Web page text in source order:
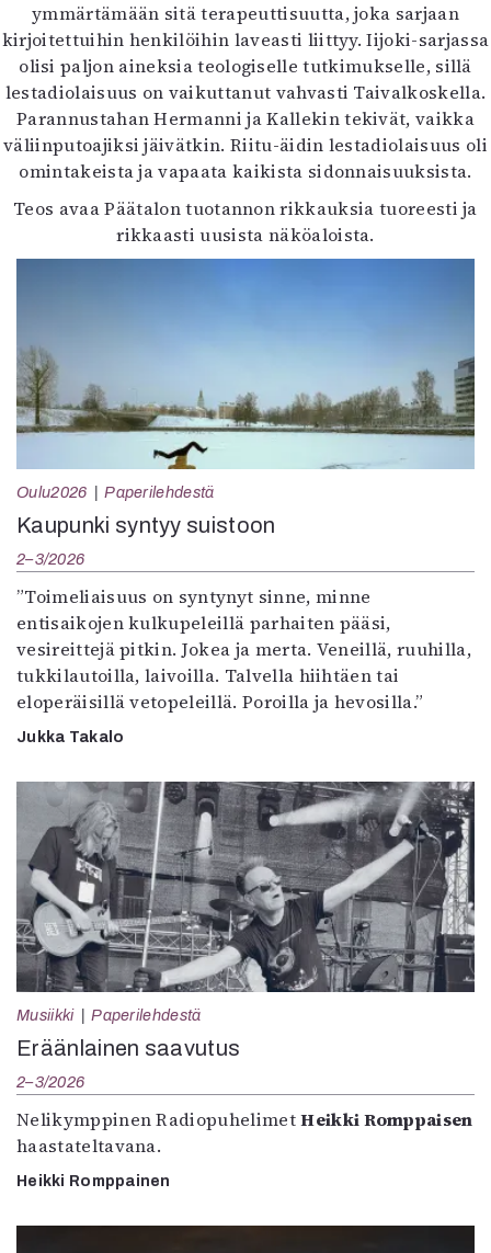
ymmärtämään sitä terapeuttisuutta, joka sarjaan
kirjoitettuihin henkilöihin laveasti liittyy. Iijoki-sarjassa
olisi paljon aineksia teologiselle tutkimukselle, sillä
lestadiolaisuus on vaikuttanut vahvasti Taivalkoskella.
Parannustahan Hermanni ja Kallekin tekivät, vaikka
väliinputoajiksi jäivätkin. Riitu-äidin lestadiolaisuus oli
omintakeista ja vapaata kaikista sidonnaisuuksista.
Teos avaa Päätalon tuotannon rikkauksia tuoreesti ja
rikkaasti uusista näköaloista.
Oulu2026 Paperilehdestä
Kaupunki syntyy suistoon
2–3/2026
”Toimeliaisuus on syntynyt sinne, minne
entisaikojen kulkupeleillä parhaiten pääsi,
vesireittejä pitkin. Jokea ja merta. Veneillä, ruuhilla,
tukkilautoilla, laivoilla. Talvella hiihtäen tai
eloperäisillä vetopeleillä. Poroilla ja hevosilla.”
Jukka Takalo
Musiikki Paperilehdestä
Eräänlainen saavutus
2–3/2026
Nelikymppinen RadiopuhelimetHeikki Romppaisen
haastateltavana.
Heikki Romppainen